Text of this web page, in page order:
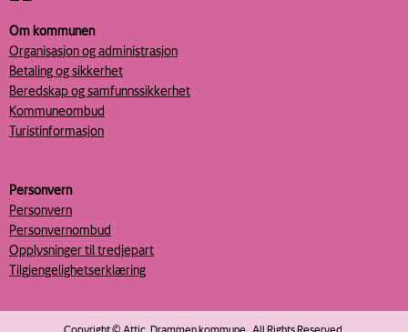
Om kommunen
Organisasjon og administrasjon
Betaling og sikkerhet
Beredskap og samfunnssikkerhet
Kommuneombud
Turistinformasjon
Personvern
Personvern
Personvernombud
Opplysninger til tredjepart
Tilgjengelighetserklæring